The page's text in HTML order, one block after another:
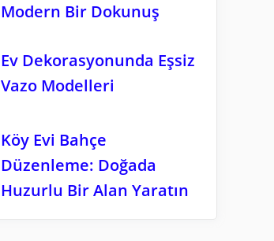
Modern Bir Dokunuş
Ev Dekorasyonunda Eşsiz
Vazo Modelleri
Köy Evi Bahçe
Düzenleme: Doğada
Huzurlu Bir Alan Yaratın